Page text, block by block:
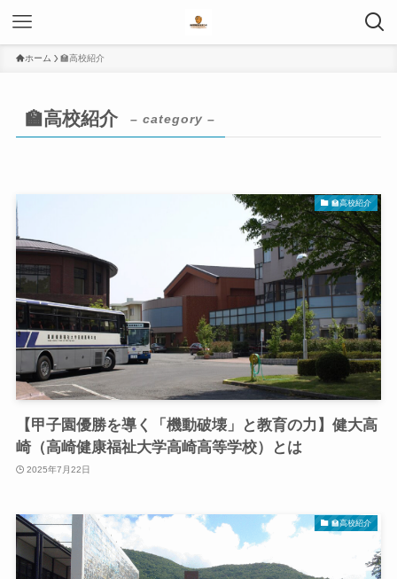
ホーム 🏫高校紹介
🏫高校紹介 – category –
🏫高校紹介
【甲子園優勝を導く「機動破壊」と教育の力】健大高
崎（高崎健康福祉大学高崎高等学校）とは
2025年7月22日
🏫高校紹介